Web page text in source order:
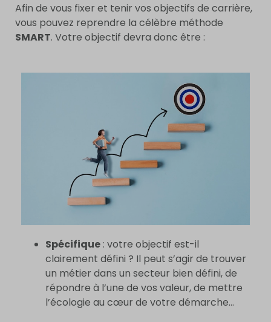
Afin de vous fixer et tenir vos objectifs de carrière,
vous pouvez reprendre la célèbre méthode
SMART. Votre objectif devra donc être :
Spécifique : votre objectif est-il
clairement défini ? Il peut s’agir de trouver
un métier dans un secteur bien défini, de
répondre à l’une de vos valeur, de mettre
l’écologie au cœur de votre démarche…